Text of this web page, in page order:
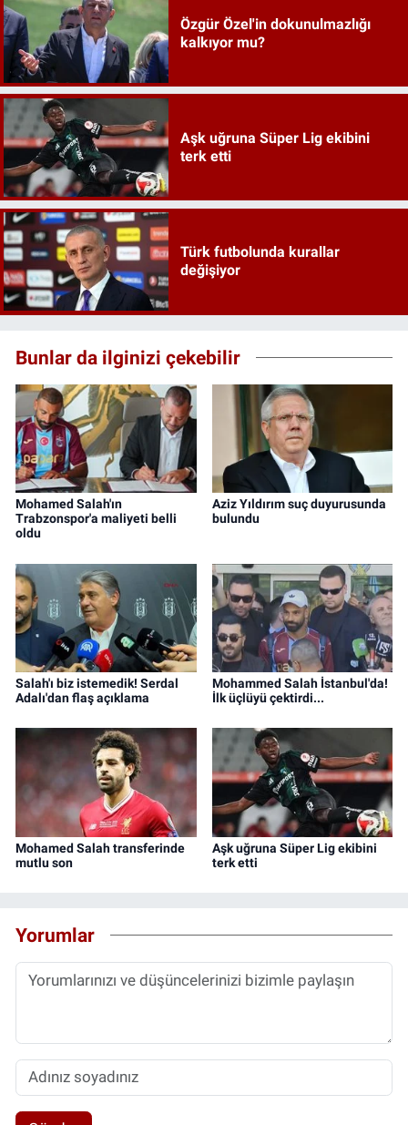
Özgür Özel'in dokunulmazlığı
kalkıyor mu?
Aşk uğruna Süper Lig ekibini
terk etti
Türk futbolunda kurallar
değişiyor
Bunlar da ilginizi çekebilir
Mohamed Salah'ın
Trabzonspor'a maliyeti belli
oldu
Aziz Yıldırım suç duyurusunda
bulundu
Salah'ı biz istemedik! Serdal
Adalı'dan flaş açıklama
Mohammed Salah İstanbul'da!
İlk üçlüyü çektirdi...
Mohamed Salah transferinde
mutlu son
Aşk uğruna Süper Lig ekibini
terk etti
Yorumlar